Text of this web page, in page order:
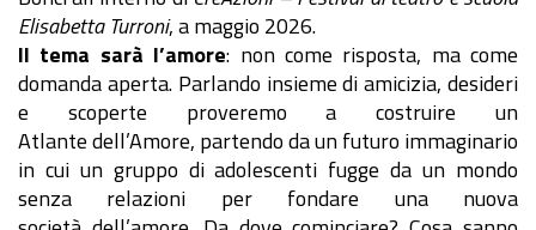
Elisabetta Turroni, a maggio 2026.
Il tema sarà l’amore: non come risposta, ma come
domanda aperta. Parlando insieme di amicizia, desideri
e scoperte proveremo a costruire un
Atlante dell’Amore, partendo da un futuro immaginario
in cui un gruppo di adolescenti fugge da un mondo
senza relazioni per fondare una nuova